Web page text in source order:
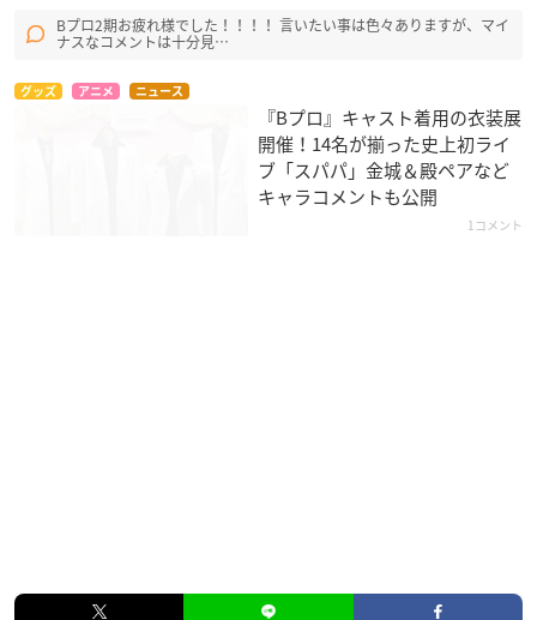
Bプロ2期お疲れ様でした！！！！ 言いたい事は色々ありますが、マイ
ナスなコメントは十分見…
グッズ アニメ ニュース
『Bプロ』キャスト着用の衣装展
開催！14名が揃った史上初ライ
ブ「スパパ」金城＆殿ペアなど
キャラコメントも公開
1コメント